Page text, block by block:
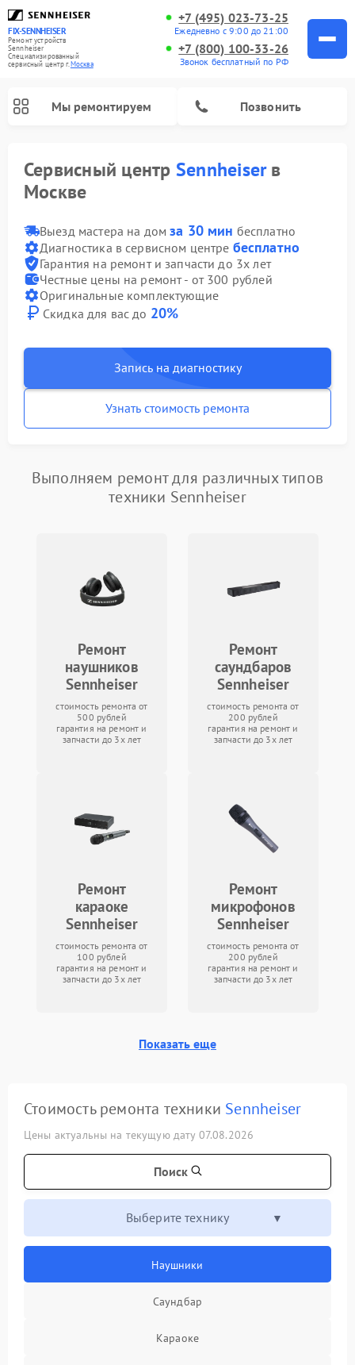
FIX-SENNHEISER
Ремонт устройств
Sennheiser
Специализированный
cервисный центр г.Москва
+7 (495) 023-73-25
Ежедневно с 9:00 до 21:00
+7 (800) 100-33-26
Звонок бесплатный по РФ
Мы ремонтируем Позвонить
Сервисный центр Sennheiserв
Москве
Выезд мастера на домза 30 мин бесплатно
Диагностика в сервисном центре бесплатно
Гарантия на ремонт и запчасти до 3х лет
Честные цены на ремонт - от 300 рублей
Оригинальные комплектующие
Скидка для вас до 20%
Запись на диагностику
Узнать стоимость ремонта
Выполняем ремонт для различных типов
техники Sennheiser
Ремонт
наушников
Sennheiser
стоимость ремонта от
500 рублей
гарантия на ремонт и
запчасти до 3х лет
Ремонт
саундбаров
Sennheiser
стоимость ремонта от
200 рублей
гарантия на ремонт и
запчасти до 3х лет
Ремонт
караоке
Sennheiser
стоимость ремонта от
100 рублей
гарантия на ремонт и
запчасти до 3х лет
Ремонт
микрофонов
Sennheiser
стоимость ремонта от
200 рублей
гарантия на ремонт и
запчасти до 3х лет
Показать еще
Стоимость ремонта техники Sennheiser
Цены актуальны на текущую дату 07.08.2026
Поиск
Выберите технику
Наушники
Саундбар
Караоке